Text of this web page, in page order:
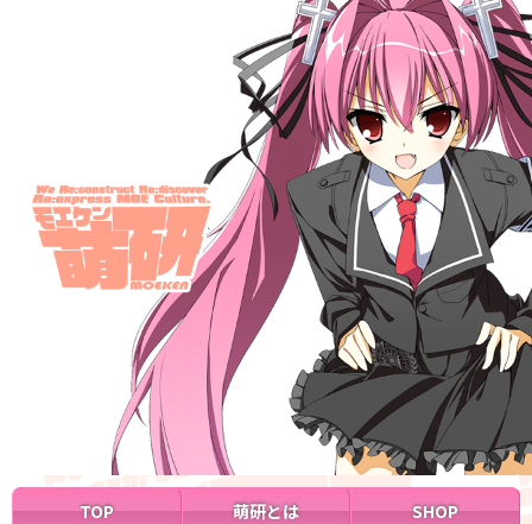
TOP 萌研とは
SHOP